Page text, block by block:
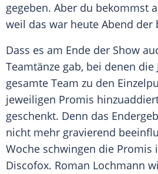
gegeben. Aber du bekommst
weil das war heute Abend der
Dass es am Ende der Show
Teamtänze gab, bei denen
gesamte Team zu den
jeweiligen Promis
geschenkt. Denn das
nicht mehr gravierend
Woche schwingen die Promis
Discofox. Roman Lochmann